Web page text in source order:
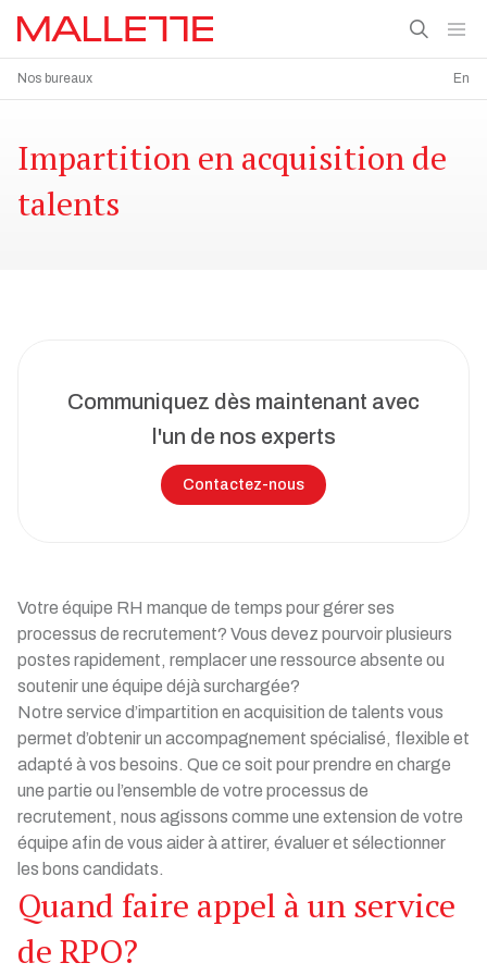
Nos bureaux En
Impartition en acquisition de
talents
Communiquez dès maintenant avec
l'un de nos experts
Contactez-nous
Votre équipe RH manque de temps pour gérer ses
processus de recrutement? Vous devez pourvoir plusieurs
postes rapidement, remplacer une ressource absente ou
soutenir une équipe déjà surchargée?
Notre service d’impartition en acquisition de talents vous
permet d’obtenir un accompagnement spécialisé, flexible et
adapté à vos besoins. Que ce soit pour prendre en charge
une partie ou l’ensemble de votre processus de
recrutement, nous agissons comme une extension de votre
équipe afin de vous aider à attirer, évaluer et sélectionner
les bons candidats.
Quand faire appel à un service
de RPO?